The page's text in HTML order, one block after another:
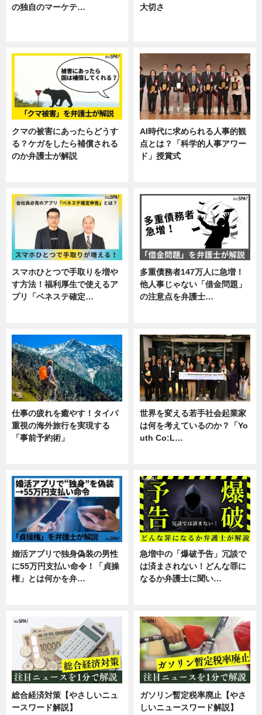
の独自のマーケテ…
大切さ
クマの被害にあったらどうす
る？ケガをしたら補償される
のか弁護士が解説
AI時代に求められる人事的観
点とは？「科学的人事アワー
ド」授賞式
スマホひとつで手取りを増や
す方法！福利厚生で使えるア
プリ「ベネステ確定…
多重債務者147万人に急増！
他人事じゃない「借金問題」
の注意点を弁護士…
仕事の疲れを癒やす！タイパ
重視の海外旅行を実現する
「事前予約術」
世界を変える若手社会起業家
は何を考えているのか？「Yo
uth Co:L…
婚活アプリで独身偽装の男性
に55万円支払い命令！「貞操
権」とは何かを弁…
急増中の「爆破予告」冗談で
は済まされない！どんな罪に
なるか弁護士に聞い…
総合経済対策【やさしいニュ
ースワード解説】
ガソリン暫定税率廃止【やさ
しいニュースワード解説】